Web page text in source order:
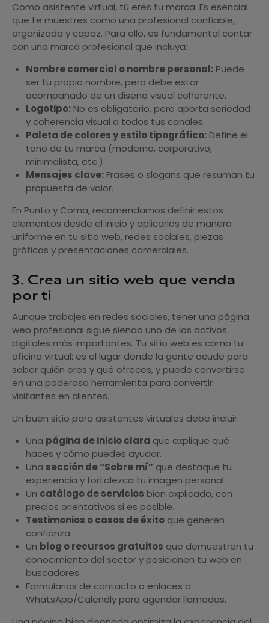
Como asistente virtual, tú eres tu marca. Es esencial
que te muestres como una profesional confiable,
organizada y capaz. Para ello, es fundamental contar
con una marca profesional que incluya:
Nombre comercial o nombre personal:Puede
ser tu propio nombre, pero debe estar
acompañado de un diseño visual coherente.
Logotipo:No es obligatorio, pero aporta seriedad
y coherencia visual a todos tus canales.
Paleta de colores y estilo tipográfico:Define el
tono de tu marca (moderno, corporativo,
minimalista, etc.).
Mensajes clave:Frases o slogans que resuman tu
propuesta de valor.
En Punto y Coma, recomendamos definir estos
elementos desde el inicio y aplicarlos de manera
uniforme en tu sitio web, redes sociales, piezas
gráficas y presentaciones comerciales.
3. Crea un sitio web que venda
por ti
Aunque trabajes en redes sociales, tener una página
web profesional sigue siendo uno de los activos
digitales más importantes. Tu sitio web es como tu
oficina virtual: es el lugar donde la gente acude para
saber quién eres y qué ofreces, y puede convertirse
en una poderosa herramienta para convertir
visitantes en clientes.
Un buen sitio para asistentes virtuales debe incluir:
Una página de inicio clara que explique qué
haces y cómo puedes ayudar.
Una sección de “Sobre mí”que destaque tu
experiencia y fortalezca tu imagen personal.
Un catálogo de servicios bien explicado, con
precios orientativos si es posible.
Testimonios o casos de éxitoque generen
confianza.
Un blog o recursos gratuitos que demuestren tu
conocimiento del sector y posicionen tu web en
buscadores.
Formularios de contacto o enlaces a
WhatsApp/Calendly para agendar llamadas.